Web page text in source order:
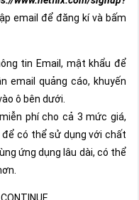
email để đăng kí và bấm
tin Email, mật khẩu để
email quảng cáo, khuyến
ô bên dưới.
phí cho cả 3 mức giá,
để có thể sử dụng với chất
ứng dụng lâu dài, có thể